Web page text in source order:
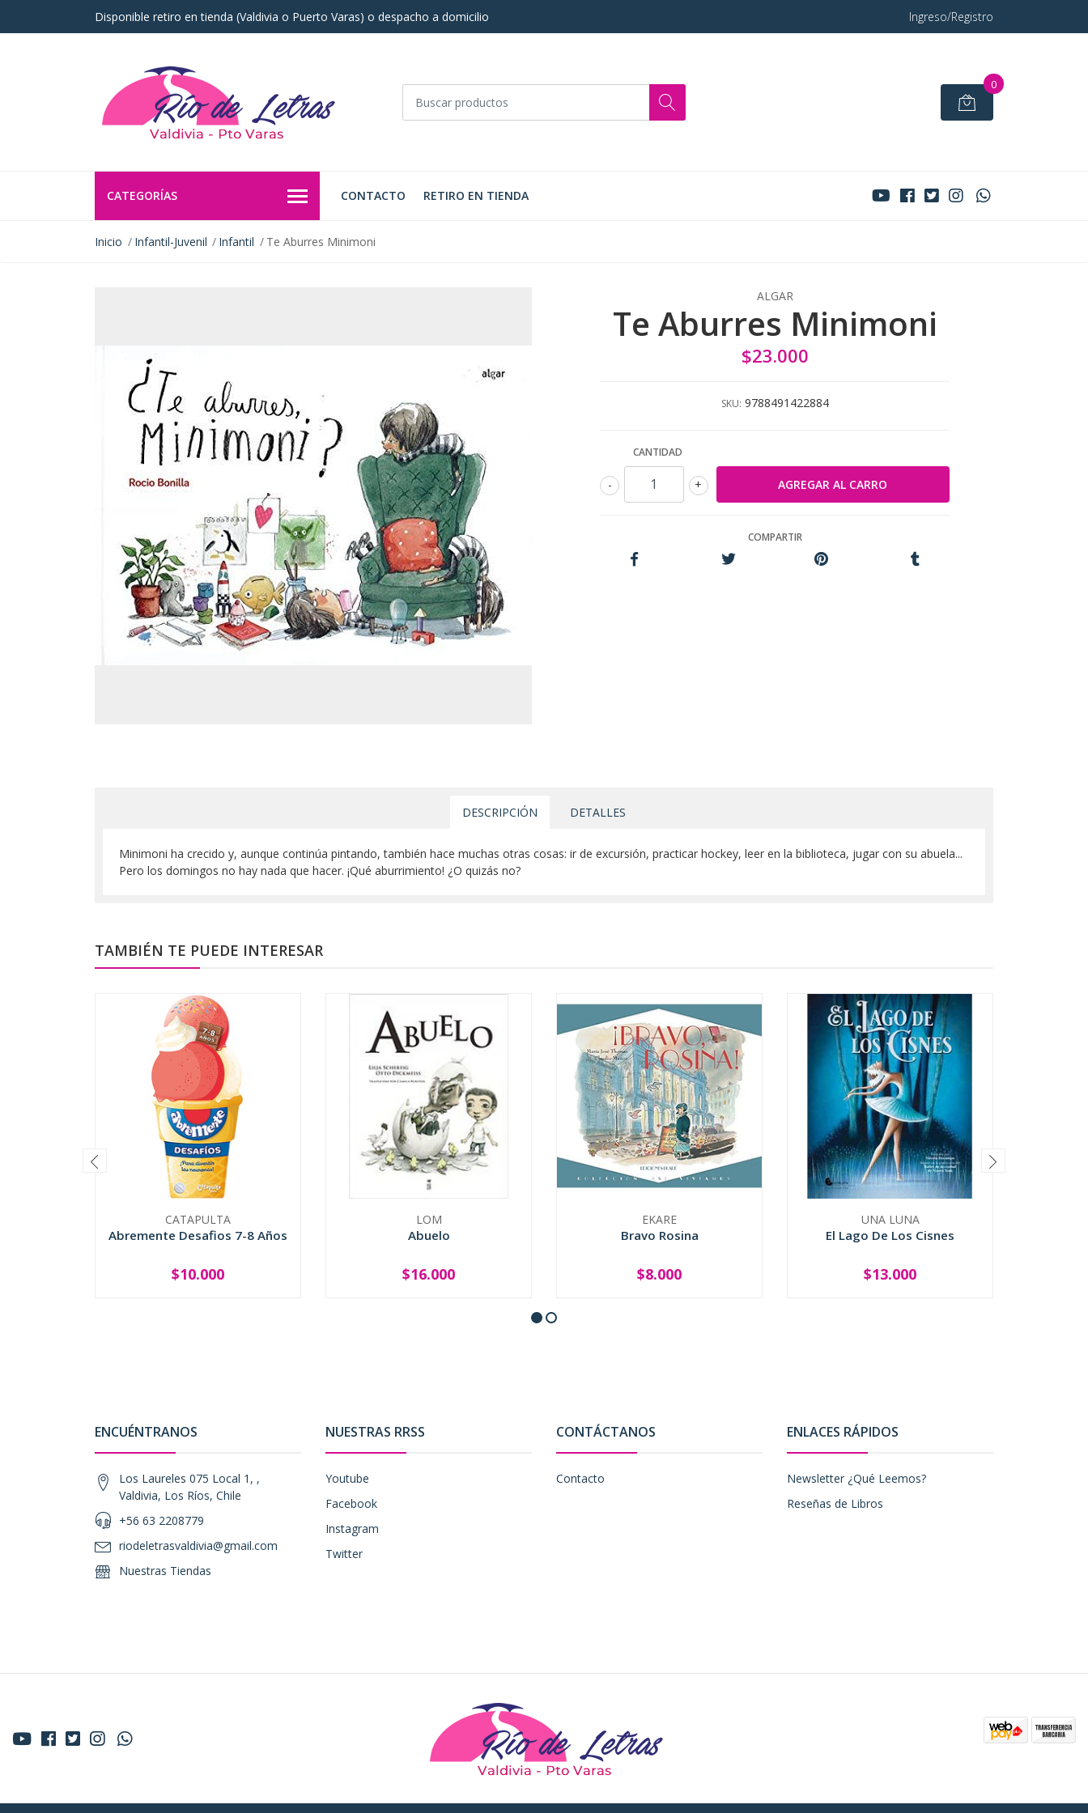
Disponible retiro en tienda (Valdivia o Puerto Varas) o despacho a domicilio Ingreso/Registro
0
CATEGORÍAS CONTACTO RETIRO EN TIENDA
Inicio Infantil-Juvenil Infantil Te Aburres Minimoni
ALGAR
Te Aburres Minimoni
$23.000
SKU: 9788491422884
CANTIDAD
+
-
COMPARTIR
DESCRIPCIÓN DETALLES
Minimoni ha crecido y, aunque continúa pintando, también hace muchas otras cosas: ir de excursión, practicar hockey, leer en la biblioteca, jugar con su abuela...
Pero los domingos no hay nada que hacer. ¡Qué aburrimiento! ¿O quizás no?
TAMBIÉN TE PUEDE INTERESAR
CATAPULTA
Abremente Desafios 7-8 Años
+
$10.000
LOM
Abuelo
+
$16.000
EKARE
Bravo Rosina
+
$8.000
UNA LUNA
El Lago De Los Cisnes
+
$13.000
ENCUÉNTRANOS
Los Laureles 075 Local 1, ,
Valdivia, Los Ríos, Chile
+56 63 2208779
riodeletrasvaldivia@gmail.com
Nuestras Tiendas
NUESTRAS RRSS
Youtube
Facebook
Instagram
Twitter
CONTÁCTANOS
Contacto
ENLACES RÁPIDOS
Newsletter ¿Qué Leemos?
Reseñas de Libros